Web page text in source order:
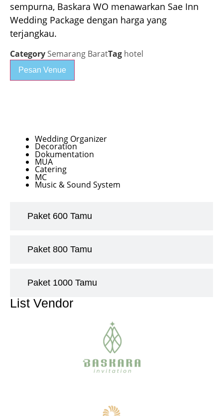
sempurna, Baskara WO menawarkan Sae Inn
Wedding Package dengan harga yang
terjangkau.
Category Semarang BaratTag hotel
Pesan Venue
Paket 600 Tamu
Paket 800 Tamu
Paket 1000 Tamu
Wedding Organizer
Decoration
Dokumentation
MUA
Catering
MC
Music & Sound System
List Vendor